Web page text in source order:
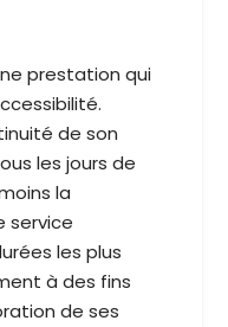
prestation qui
de son
les jours de
la
service
les plus
à des fins
de ses